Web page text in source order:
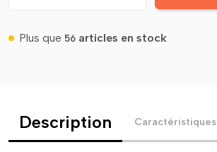
Plus que 56 articles en stock
Description Caractéristiques